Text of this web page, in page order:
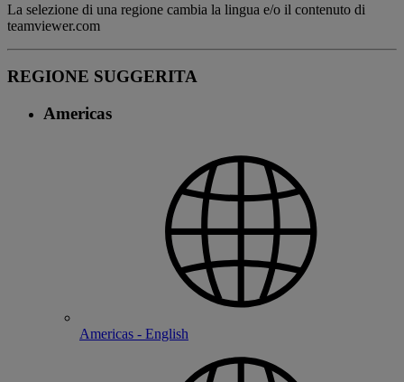
La selezione di una regione cambia la lingua e/o il contenuto di
teamviewer.com
REGIONE SUGGERITA
Americas
Americas - English